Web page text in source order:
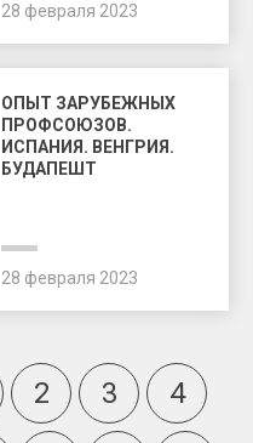
28 февраля 2023
ОПЫТ ЗАРУБЕЖНЫХ
ПРОФСОЮЗОВ.
ИСПАНИЯ. ВЕНГРИЯ.
БУДАПЕШТ
28 февраля 2023
2 3
4